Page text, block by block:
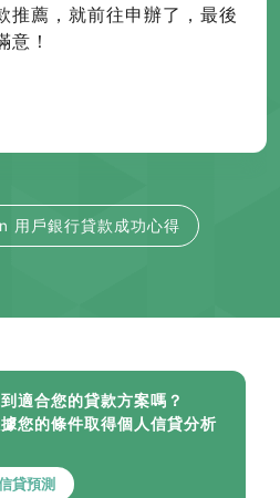
推薦，就前往申辦了，最後
意！
用戶銀行貸款成功心得
適合您的貸款方案嗎？
您的條件取得個人信貸分析
貸預測